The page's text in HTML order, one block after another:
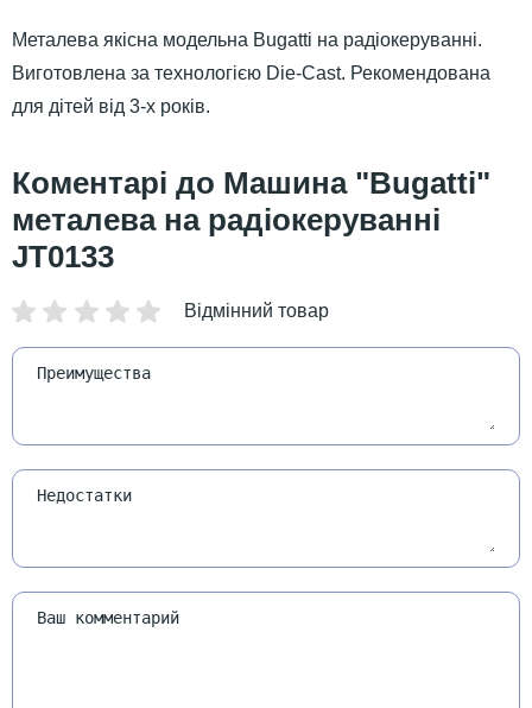
Металева якісна модельна Bugatti на радіокеруванні.
Виготовлена за технологією Die-Cast. Рекомендована
для дітей від 3-х років.
Машина "Bugatti"
металева на радіокеруванні
JT0133